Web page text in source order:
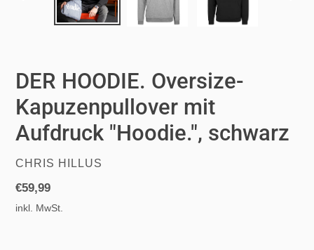
VORHERIGER
DER HOODIE. Oversize-
Kapuzenpullover mit
Aufdruck "Hoodie.", schwarz
VERKÄUFER
CHRIS HILLUS
Normaler
Preis
€59,99
inkl. MwSt.